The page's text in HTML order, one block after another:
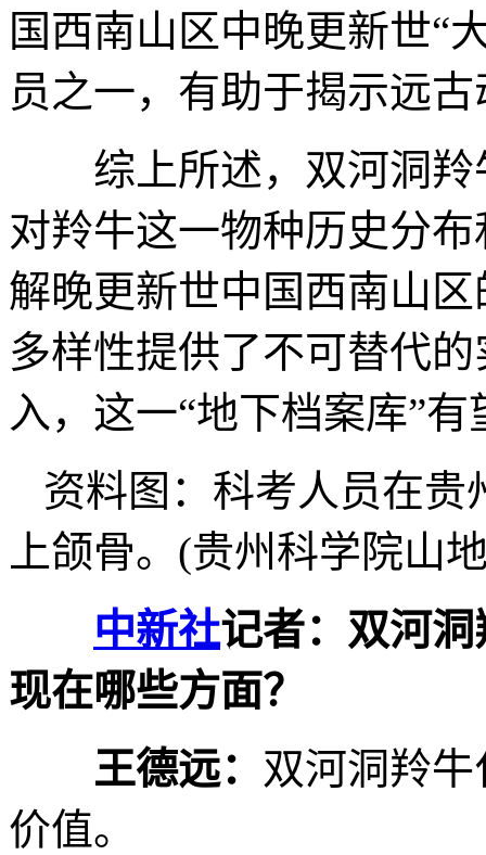
国西南山区中晚更新世“
员之一，有助于揭示远
综上所述，双河洞羚
对羚牛这一物种历史分
解晚更新世中国西南山
多样性提供了不可替代
入，这一“地下档案库”
资料图：科考人员在
上颌骨。(贵州科学院山
中新社记者：双河
现在哪些方面？
王德远： 双河洞羚
价值。